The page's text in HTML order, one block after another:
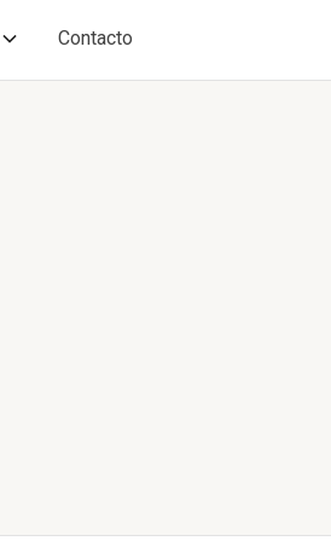
Contacto